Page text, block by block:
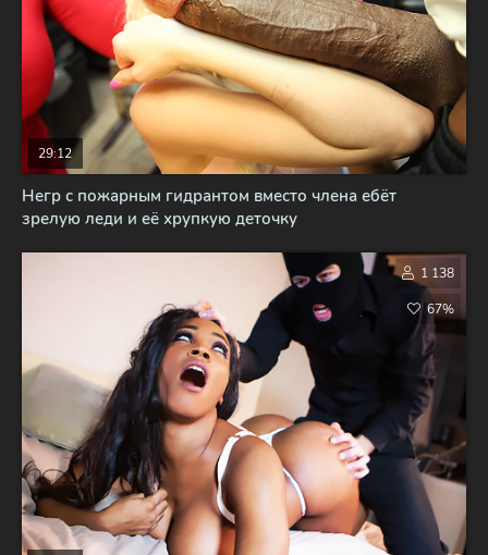
Негр с пожарным гидрантом вместо члена ебёт
зрелую леди и её хрупкую деточку
29:12
1 138
67%